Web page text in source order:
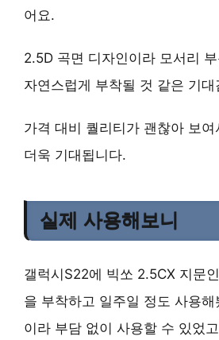
어요.
2.5D 곡면 디자인이라 모서리
자연스럽게 부착될 것 같은 기
가격 대비 퀄리티가 괜찮아 보여
더욱 기대됩니다.
실제 사용해보니
갤럭시S22에 빅쏘 2.5CX 지문
을 부착하고 일주일 정도 사용
이라 부담 없이 사용할 수 있었